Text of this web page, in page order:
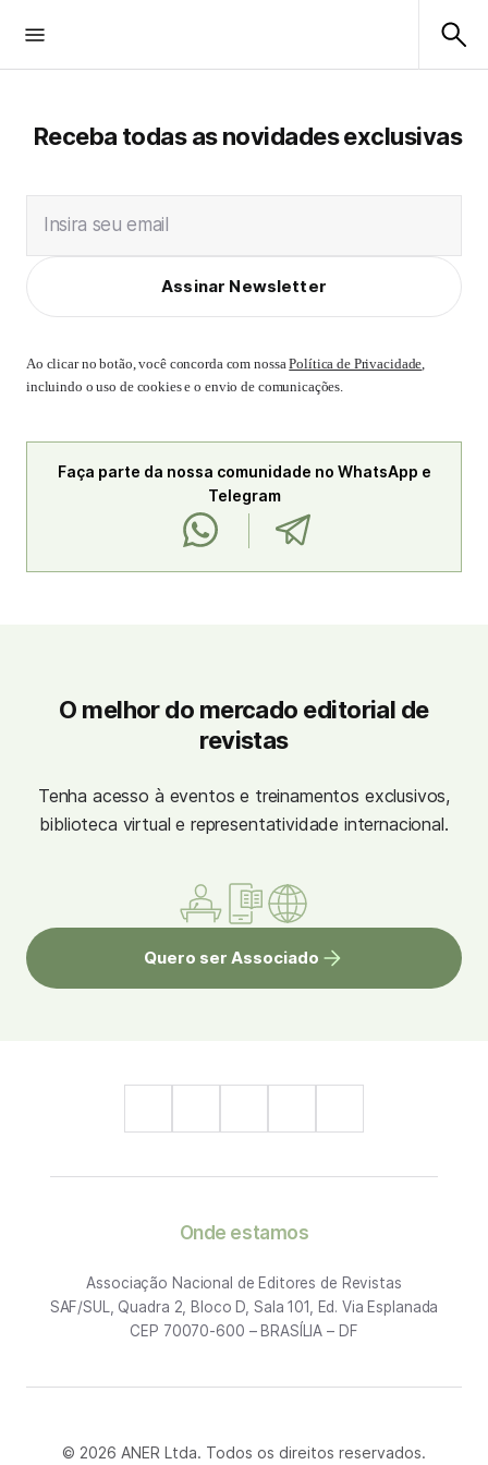
Receba todas as novidades exclusivas
Insira seu email
Assinar Newsletter
Ao clicar no botão, você concorda com nossaPolítica de Privacidade,
incluindo o uso de cookies e o envio de comunicações.
Faça parte da nossa comunidade no WhatsApp e
Telegram
O melhor do mercado editorial de
revistas
Tenha acesso à eventos e treinamentos exclusivos,
biblioteca virtual e representatividade internacional.
Quero ser Associado
Onde estamos
Associação Nacional de Editores de Revistas
SAF/SUL, Quadra 2, Bloco D, Sala 101, Ed. Via Esplanada
CEP 70070-600 – BRASÍLIA – DF
© 2026 ANER Ltda. Todos os direitos reservados.